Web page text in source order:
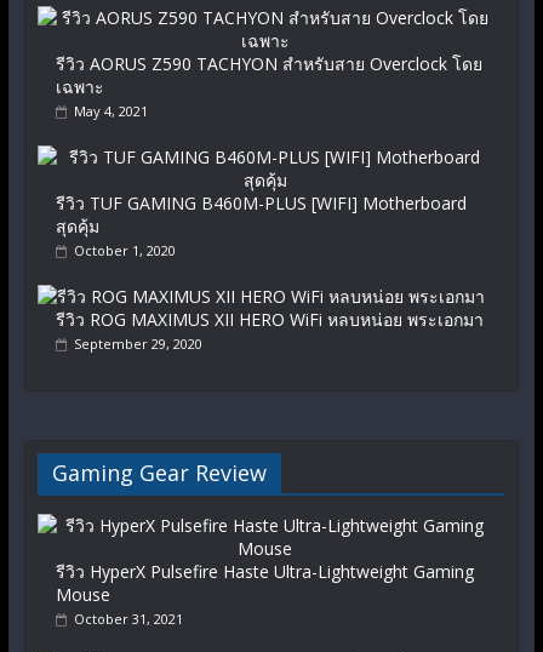
รีวิว AORUS Z590 TACHYON สำหรับสาย Overclock โดย
เฉพาะ
May 4, 2021
รีวิว TUF GAMING B460M-PLUS [WIFI] Motherboard
สุดคุ้ม
October 1, 2020
รีวิว ROG MAXIMUS XII HERO WiFi หลบหน่อย พระเอกมา
September 29, 2020
Gaming Gear Review
รีวิว HyperX Pulsefire Haste Ultra-Lightweight Gaming
Mouse
October 31, 2021